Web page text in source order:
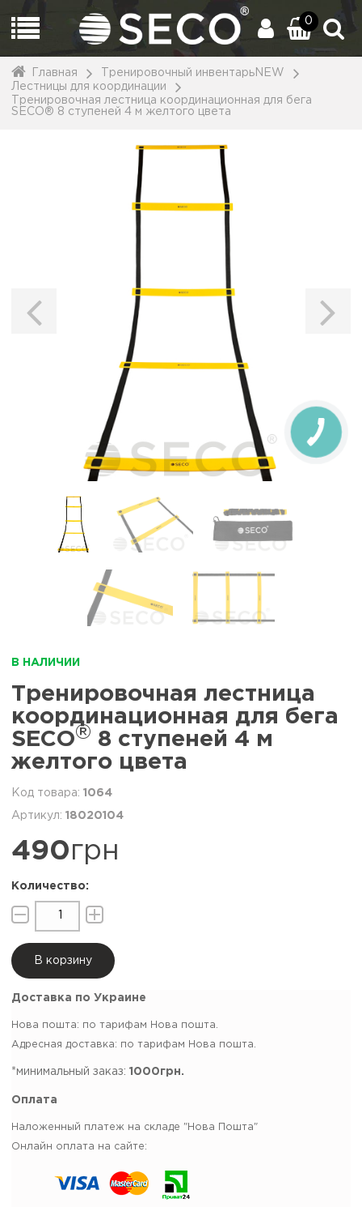
0
Главная
Тренировочный инвентарьNEW
Лестницы для координации
Тренировочная лестница координационная для бега
SECO® 8 ступеней 4 м желтого цвета
В НАЛИЧИИ
Тренировочная лестница
координационная для бега
SECO® 8 ступеней 4 м
желтого цвета
1064
18020104
490грн
В корзину
Доставка по Украине
Нова пошта: по тарифам Нова пошта.
Адресная доставка: по тарифам Нова пошта.
*минимальный заказ: 1000грн.
Оплата
Наложенный платеж на складе "Нова Пошта"
Онлайн оплата на сайте: